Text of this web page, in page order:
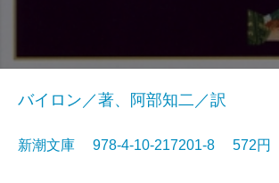
バイロン／著、阿部知二／訳
新潮文庫 978-4-10-217201-8 572円